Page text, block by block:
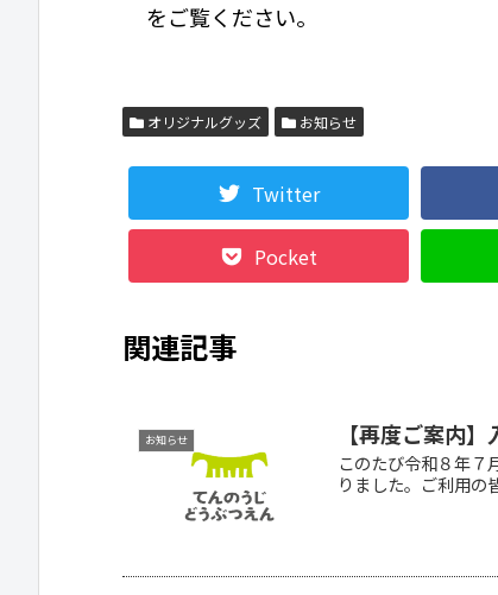
をご覧ください。
オリジナルグッズ お知らせ
Twitter
Pocket
関連記事
お知らせ 【再度ご案内
このたび令和８年７
りました。ご利用の